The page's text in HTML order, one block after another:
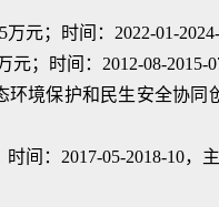
元；时间：2022-01-2024-
；时间：2012-08-2015-
境保护和民生安全协同
间：2017-05-2018-10，主